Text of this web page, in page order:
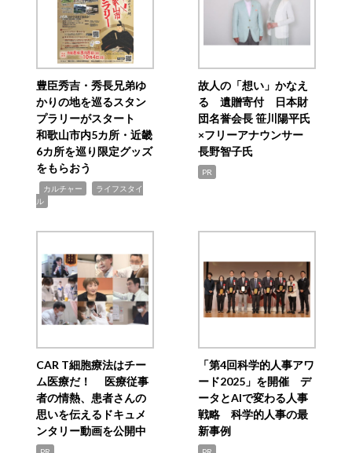
豊臣秀吉・秀長兄弟ゆ
かりの地を巡るスタン
プラリーがスタート
和歌山市内5カ所・近畿
6カ所を巡り限定グッズ
をもらおう
カルチャー
ライフスタイ
ル
故人の「想い」かなえ
る 遺贈寄付 日本財
団名誉会長 笹川陽平氏
×フリーアナウンサー
長野智子氏
PR
CAR T細胞療法はチー
ム医療だ！ 医療従事
者の情熱、患者さんの
思いを伝えるドキュメ
ンタリー動画を公開中
PR
「第4回科学的人事アワ
ード2025」を開催 デ
ータとAIで変わる人事
戦略 科学的人事の最
新事例
PR